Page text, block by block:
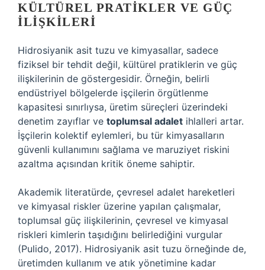
KÜLTÜREL PRATIKLER VE GÜÇ
İLIŞKILERI
Hidrosiyanik asit tuzu ve kimyasallar, sadece
fiziksel bir tehdit değil, kültürel pratiklerin ve güç
ilişkilerinin de göstergesidir. Örneğin, belirli
endüstriyel bölgelerde işçilerin örgütlenme
kapasitesi sınırlıysa, üretim süreçleri üzerindeki
denetim zayıflar ve toplumsal adalet ihlalleri artar.
İşçilerin kolektif eylemleri, bu tür kimyasalların
güvenli kullanımını sağlama ve maruziyet riskini
azaltma açısından kritik öneme sahiptir.
Akademik literatürde, çevresel adalet hareketleri
ve kimyasal riskler üzerine yapılan çalışmalar,
toplumsal güç ilişkilerinin, çevresel ve kimyasal
riskleri kimlerin taşıdığını belirlediğini vurgular
(Pulido, 2017). Hidrosiyanik asit tuzu örneğinde de,
üretimden kullanım ve atık yönetimine kadar